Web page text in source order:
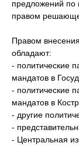
предложений по
правом
Правом
обладают:
- политические
мандатов в
- политические
мандатов в
- другие
-
- Центральная